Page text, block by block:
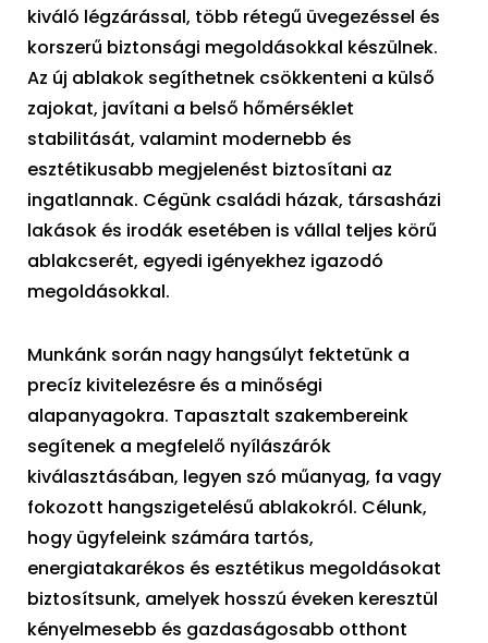
kiváló légzárással, több rétegű üvegezéssel és
korszerű biztonsági megoldásokkal készülnek.
Az új ablakok segíthetnek csökkenteni a külső
zajokat, javítani a belső hőmérséklet
stabilitását, valamint modernebb és
esztétikusabb megjelenést biztosítani az
ingatlannak. Cégünk családi házak, társasházi
lakások és irodák esetében is vállal teljes körű
ablakcserét, egyedi igényekhez igazodó
megoldásokkal.
Munkánk során nagy hangsúlyt fektetünk a
precíz kivitelezésre és a minőségi
alapanyagokra. Tapasztalt szakembereink
segítenek a megfelelő nyílászárók
kiválasztásában, legyen szó műanyag, fa vagy
fokozott hangszigetelésű ablakokról. Célunk,
hogy ügyfeleink számára tartós,
energiatakarékos és esztétikus megoldásokat
biztosítsunk, amelyek hosszú éveken keresztül
kényelmesebb és gazdaságosabb otthont